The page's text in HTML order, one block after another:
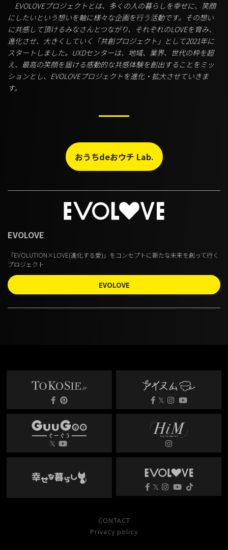
EVOLOVEプロジェクトとは、多くの人の暮らしを幸せに、笑顔
にしたいという想いを軸に様々な企画を行う活動です。その想い
に共感して頂けるみなさんとつながり、それぞれのLOVEを育み、
進化させ、大きくしていく「共創プロジェクト」として2021年に
スタートしました。UXDセンターは、地域、業界、世代の枠を超
え、最高の笑顔を届ける感動的な共感体験を創出することをミッ
ションとし、EVOLOVEプロジェクトを進化・拡大させていきま
す。
おうちdeおウチ Lab.
EVOLOVE
「EVOLUTION×LOVE(進化する愛)」をコンセプトに新たな未来を創って行く
プロジェクト
EVOLOVE
𝕏
𝕏
𝕏
CONTACT
Privacy policy